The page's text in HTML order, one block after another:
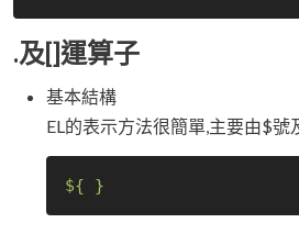
.及[]運算子
基本結構
EL的表示方法很簡單,主要由$號
${ }